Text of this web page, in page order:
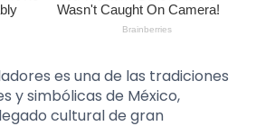
es una de las tradiciones
y simbólicas de México,
cultural de gran